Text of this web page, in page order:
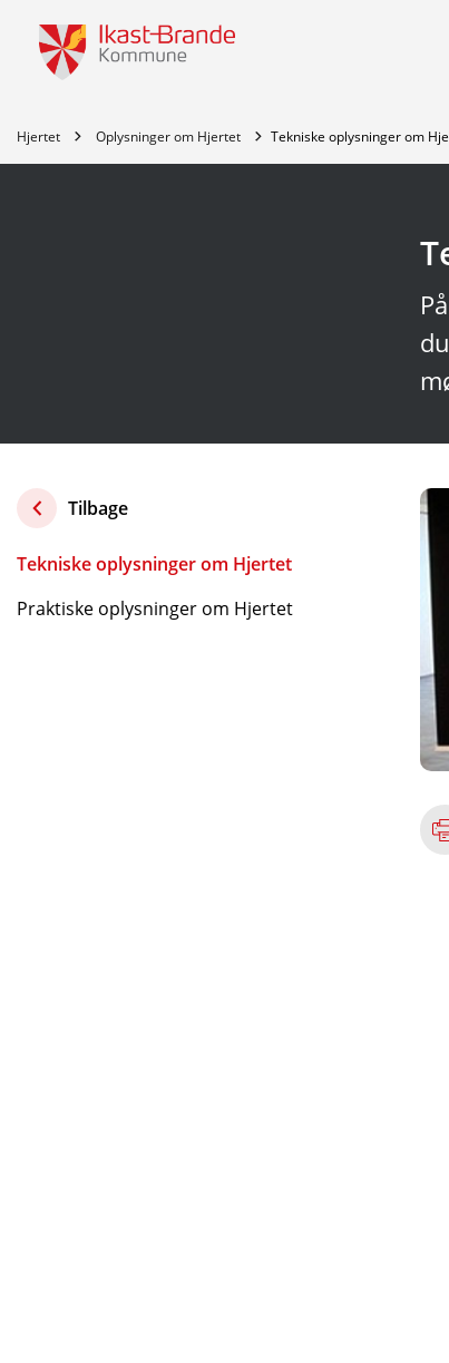
Hjertet Tilbage til
Oplysninger om Hjertet Tekniske oplysninger om
Tilbage
Tekniske oplysninger om Hjertet
Praktiske oplysninger om Hjertet